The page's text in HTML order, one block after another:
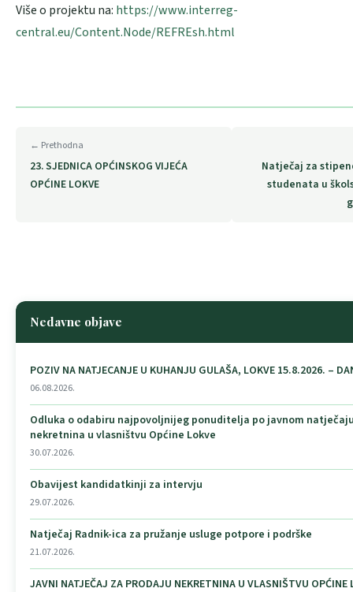
Više o projektu na: https://www.interreg-
central.eu/Content.Node/REFREsh.html
← Prethodna
23. SJEDNICA OPĆINSKOG VIJEĆA
OPĆINE LOKVE
Natječaj za
studenata u
Nedavne objave
POZIV NA NATJECANJE U KUHANJU GULAŠA, LOKVE 15.8.2026. –
06.08.2026.
Odluka o odabiru najpovoljnijeg ponuditelja po javnom
nekretnina u vlasništvu Općine Lokve
30.07.2026.
Obavijest kandidatkinji za intervju
29.07.2026.
Natječaj Radnik-ica za pružanje usluge potpore i podrške
21.07.2026.
JAVNI NATJEČAJ ZA PRODAJU NEKRETNINA U VLASNIŠTVU OPĆINE